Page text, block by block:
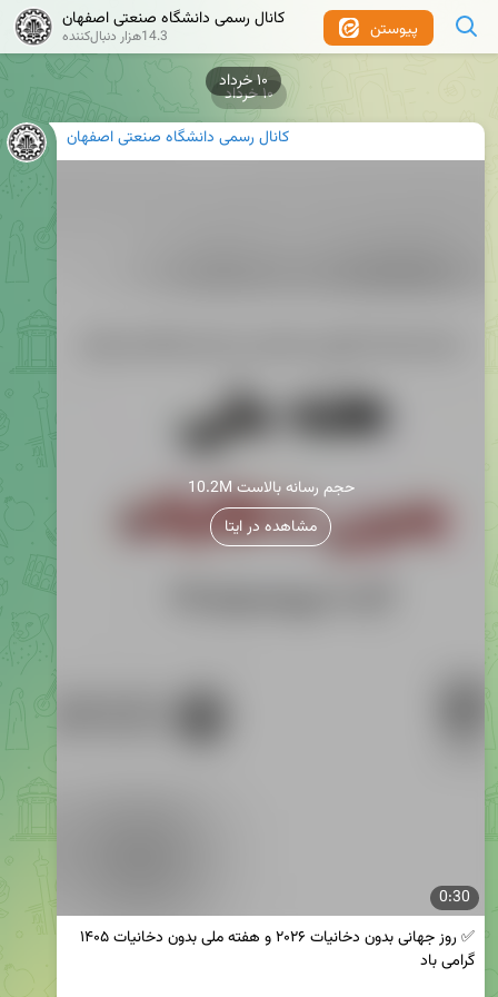
۱۰ خرداد
پیوستن کانال رسمی دانشگاه صنعتی اصفهان
14.3هزار دنبال‌کننده
کانال رسمی دانشگاه صنعتی اصفهان
0:30
10.2M حجم رسانه بالاست
مشاهده در ایتا
۱۰ خرداد